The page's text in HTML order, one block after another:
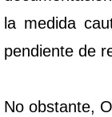
la medida
pendiente de
No obstante,